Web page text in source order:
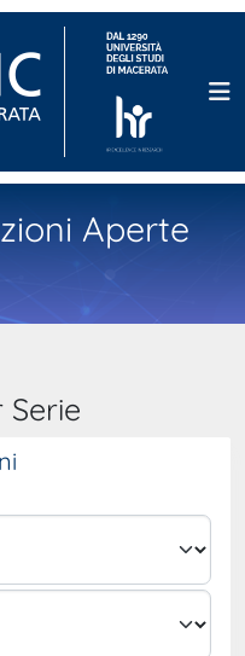
Aperte
Serie